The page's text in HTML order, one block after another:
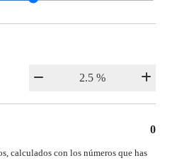
0
calculados con los números que has